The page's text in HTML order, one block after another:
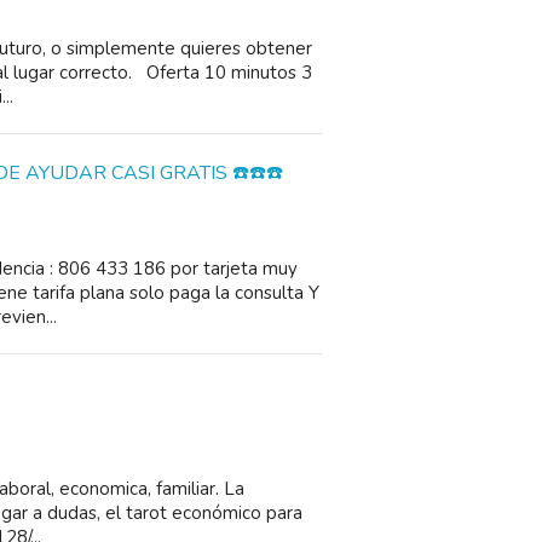
o simplemente quieres obtener
lugar correcto. Oferta 10 minutos 3
AYUDAR CASI GRATIS ☎️☎️☎️
: 806 433 186 por tarjeta muy
tarifa plana solo paga la consulta Y
economica, familiar. La
a dudas, el tarot económico para
...